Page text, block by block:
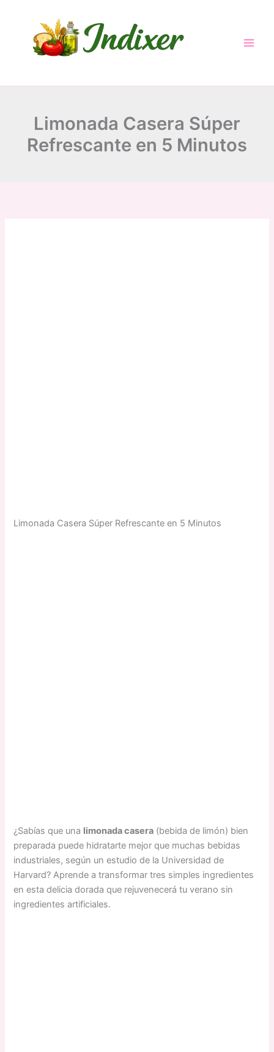
Limonada Casera Súper
Refrescante en 5 Minutos
Limonada Casera Súper Refrescante en 5 Minutos
¿Sabías que una limonada casera (bebida de limón) bien
preparada puede hidratarte mejor que muchas bebidas
industriales, según un estudio de la Universidad de
Harvard? Aprende a transformar tres simples ingredientes
en esta delicia dorada que rejuvenecerá tu verano sin
ingredientes artificiales.